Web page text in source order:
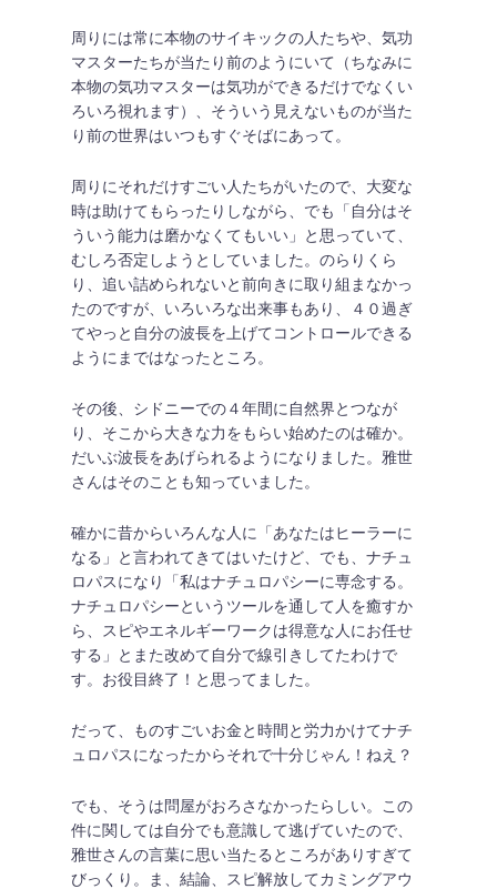
周りには常に本物のサイキックの人たちや、気功
マスターたちが当たり前のようにいて（ちなみに
本物の気功マスターは気功ができるだけでなくい
ろいろ視れます）、そういう見えないものが当た
り前の世界はいつもすぐそばにあって。
周りにそれだけすごい人たちがいたので、大変な
時は助けてもらったりしながら、でも「自分はそ
ういう能力は磨かなくてもいい」と思っていて、
むしろ否定しようとしていました。のらりくら
り、追い詰められないと前向きに取り組まなかっ
たのですが、いろいろな出来事もあり、４０過ぎ
てやっと自分の波長を上げてコントロールできる
ようにまではなったところ。
その後、シドニーでの４年間に自然界とつなが
り、そこから大きな力をもらい始めたのは確か。
だいぶ波長をあげられるようになりました。雅世
さんはそのことも知っていました。
確かに昔からいろんな人に「あなたはヒーラーに
なる」と言われてきてはいたけど、でも、ナチュ
ロパスになり「私はナチュロパシーに専念する。
ナチュロパシーというツールを通して人を癒すか
ら、スピやエネルギーワークは得意な人にお任せ
する」とまた改めて自分で線引きしてたわけで
す。お役目終了！と思ってました。
だって、ものすごいお金と時間と労力かけてナチ
ュロパスになったからそれで十分じゃん！ねえ？
でも、そうは問屋がおろさなかったらしい。この
件に関しては自分でも意識して逃げていたので、
雅世さんの言葉に思い当たるところがありすぎて
びっくり。ま、結論、スピ解放してカミングアウ